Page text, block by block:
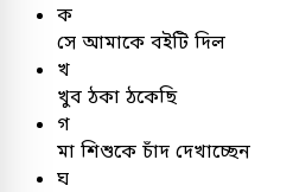
ক
সে আমাকে বইটি দিল
খ
খুব ঠকা ঠকেছি
গ
মা শিশুকে চাঁদ দেখাচ্ছেন
ঘ